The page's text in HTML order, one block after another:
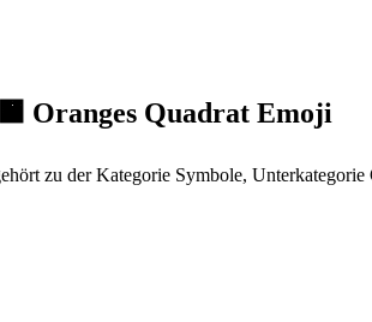
Oranges Quadrat Emoji
zu der Kategorie Symbole,